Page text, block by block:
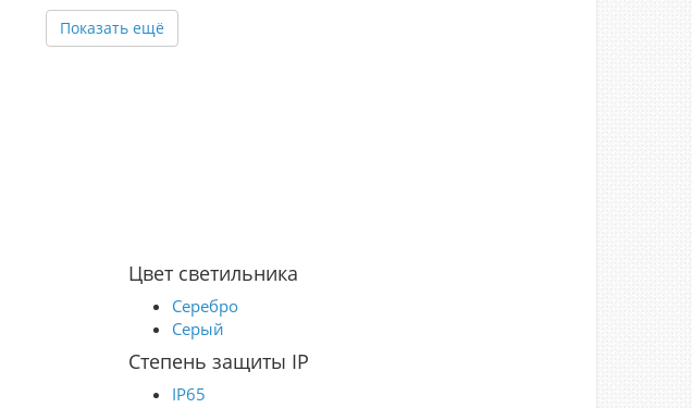
обеспечивая
питание. Герметичный
корпус с защитой IP67
от влаги и пыли.
учитывать запас
Показать ещё
Цвет светильника
Серебро
Серый
Степень защиты IP
IP65